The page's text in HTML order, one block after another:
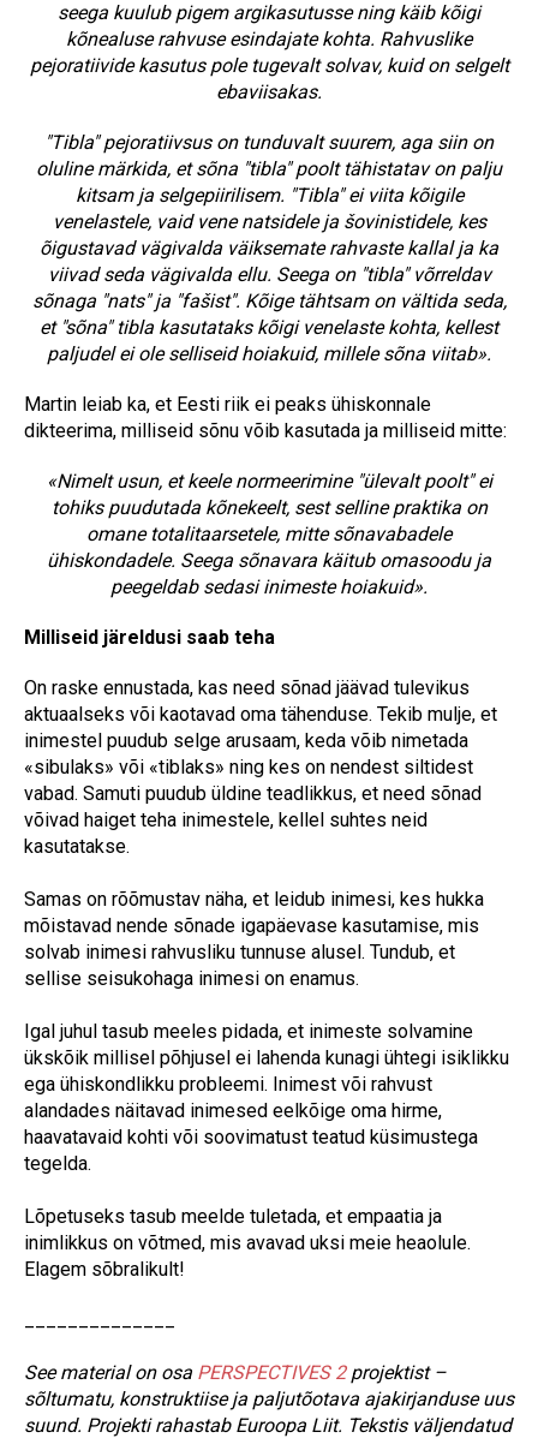
seega kuulub pigem argikasutusse ning käib kõigi
kõnealuse rahvuse esindajate kohta. Rahvuslike
pejoratiivide kasutus pole tugevalt solvav, kuid on selgelt
ebaviisakas.
"Tibla" pejoratiivsus on tunduvalt suurem, aga siin on
oluline märkida, et sõna "tibla" poolt tähistatav on palju
kitsam ja selgepiirilisem. "Tibla" ei viita kõigile
venelastele, vaid vene natsidele ja šovinistidele, kes
õigustavad vägivalda väiksemate rahvaste kallal ja ka
viivad seda vägivalda ellu. Seega on "tibla" võrreldav
sõnaga "nats" ja "fašist". Kõige tähtsam on vältida seda,
et "sõna" tibla kasutataks kõigi venelaste kohta, kellest
paljudel ei ole selliseid hoiakuid, millele sõna viitab».
Martin leiab ka, et Eesti riik ei peaks ühiskonnale
dikteerima, milliseid sõnu võib kasutada ja milliseid mitte:
«Nimelt usun, et keele normeerimine "ülevalt poolt" ei
tohiks puudutada kõnekeelt, sest selline praktika on
omane totalitaarsetele, mitte sõnavabadele
ühiskondadele. Seega sõnavara käitub omasoodu ja
peegeldab sedasi inimeste hoiakuid».
Milliseid järeldusi saab teha
On raske ennustada, kas need sõnad jäävad tulevikus
aktuaalseks või kaotavad oma tähenduse. Tekib mulje, et
inimestel puudub selge arusaam, keda võib nimetada
«sibulaks» või «tiblaks» ning kes on nendest siltidest
vabad. Samuti puudub üldine teadlikkus, et need sõnad
võivad haiget teha inimestele, kellel suhtes neid
kasutatakse.
Samas on rõõmustav näha, et leidub inimesi, kes hukka
mõistavad nende sõnade igapäevase kasutamise, mis
solvab inimesi rahvusliku tunnuse alusel. Tundub, et
sellise seisukohaga inimesi on enamus.
Igal juhul tasub meeles pidada, et inimeste solvamine
ükskõik millisel põhjusel ei lahenda kunagi ühtegi isiklikku
ega ühiskondlikku probleemi. Inimest või rahvust
alandades näitavad inimesed eelkõige oma hirme,
haavatavaid kohti või soovimatust teatud küsimustega
tegelda.
Lõpetuseks tasub meelde tuletada, et empaatia ja
inimlikkus on võtmed, mis avavad uksi meie heaolule.
Elagem sõbralikult!
See material on osa PERSPECTIVES 2projektist –
sõltumatu, konstruktiise ja paljutõotava ajakirjanduse uus
suund. Projekti rahastab Euroopa Liit. Tekstis väljendatud